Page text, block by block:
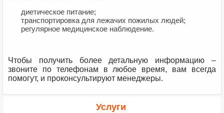
диетическое питание;
транспортировка для лежачих пожилых людей;
регулярное медицинское наблюдение.
Чтобы получить более детальную информацию –
звоните по телефонам в любое время, вам всегда
помогут, и проконсультируют менеджеры.
Услуги